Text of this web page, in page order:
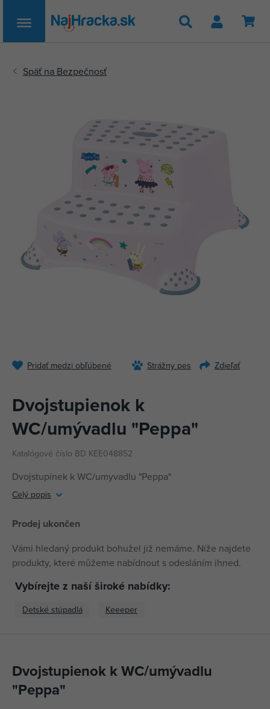
Hľadať
Pridať medzi obľúbené Strážny pes Zdieľať
Dvojstupienok k
WC/umývadlu "Peppa"
Katalógové číslo BD KEE048852
Dvojstupínek k WC/umyvadlu "Peppa"
Celý popis
Prodej ukončen
Vámi hledaný produkt bohužel již nemáme. Níže najdete
produkty, které můžeme nabídnout s odesláním ihned.
Vybírejte z naší široké nabídky:
Detské stúpadlá Keeeper
Dvojstupienok k WC/umývadlu
"Peppa"